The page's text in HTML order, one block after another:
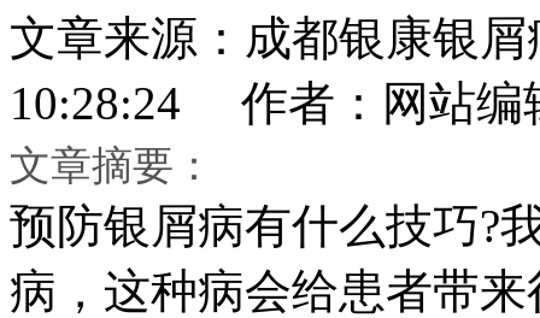
文章来源：成都银康银
10:28:24 作者：网站编
文章摘要：
预防银屑病有什么技巧?
病，这种病会给患者带